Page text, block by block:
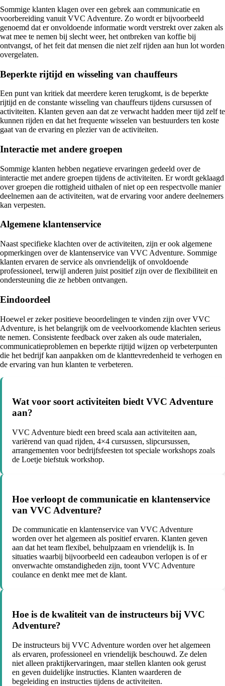
Sommige klanten klagen over een gebrek aan communicatie en
voorbereiding vanuit VVC Adventure. Zo wordt er bijvoorbeeld
genoemd dat er onvoldoende informatie wordt verstrekt over zaken als
wat mee te nemen bij slecht weer, het ontbreken van koffie bij
ontvangst, of het feit dat mensen die niet zelf rijden aan hun lot worden
overgelaten.
Beperkte rijtijd en wisseling van chauffeurs
Een punt van kritiek dat meerdere keren terugkomt, is de beperkte
rijtijd en de constante wisseling van chauffeurs tijdens cursussen of
activiteiten. Klanten geven aan dat ze verwacht hadden meer tijd zelf te
kunnen rijden en dat het frequente wisselen van bestuurders ten koste
gaat van de ervaring en plezier van de activiteiten.
Interactie met andere groepen
Sommige klanten hebben negatieve ervaringen gedeeld over de
interactie met andere groepen tijdens de activiteiten. Er wordt geklaagd
over groepen die rottigheid uithalen of niet op een respectvolle manier
deelnemen aan de activiteiten, wat de ervaring voor andere deelnemers
kan verpesten.
Algemene klantenservice
Naast specifieke klachten over de activiteiten, zijn er ook algemene
opmerkingen over de klantenservice van VVC Adventure. Sommige
klanten ervaren de service als onvriendelijk of onvoldoende
professioneel, terwijl anderen juist positief zijn over de flexibiliteit en
ondersteuning die ze hebben ontvangen.
Eindoordeel
Hoewel er zeker positieve beoordelingen te vinden zijn over VVC
Adventure, is het belangrijk om de veelvoorkomende klachten serieus
te nemen. Consistente feedback over zaken als oude materialen,
communicatieproblemen en beperkte rijtijd wijzen op verbeterpunten
die het bedrijf kan aanpakken om de klanttevredenheid te verhogen en
de ervaring van hun klanten te verbeteren.
Wat voor soort activiteiten biedt VVC Adventure
aan?
VVC Adventure biedt een breed scala aan activiteiten aan,
variërend van quad rijden, 4×4 cursussen, slipcursussen,
arrangementen voor bedrijfsfeesten tot speciale workshops zoals
de Loetje biefstuk workshop.
Hoe verloopt de communicatie en klantenservice
van VVC Adventure?
De communicatie en klantenservice van VVC Adventure
worden over het algemeen als positief ervaren. Klanten geven
aan dat het team flexibel, behulpzaam en vriendelijk is. In
situaties waarbij bijvoorbeeld een cadeaubon verlopen is of er
onverwachte omstandigheden zijn, toont VVC Adventure
coulance en denkt mee met de klant.
Hoe is de kwaliteit van de instructeurs bij VVC
Adventure?
De instructeurs bij VVC Adventure worden over het algemeen
als ervaren, professioneel en vriendelijk beschouwd. Ze delen
niet alleen praktijkervaringen, maar stellen klanten ook gerust
en geven duidelijke instructies. Klanten waarderen de
begeleiding en instructies tijdens de activiteiten.